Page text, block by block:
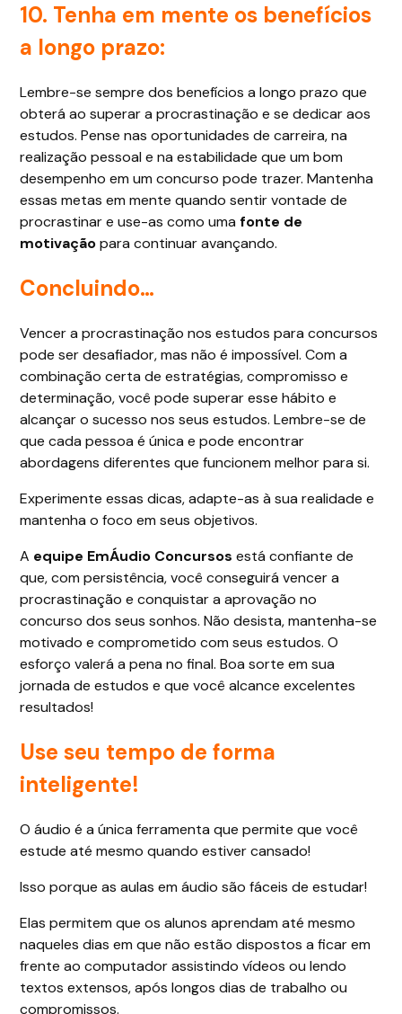
10. Tenha em mente os benefícios
a longo prazo:
Lembre-se sempre dos benefícios a longo prazo que
obterá ao superar a procrastinação e se dedicar aos
estudos. Pense nas oportunidades de carreira, na
realização pessoal e na estabilidade que um bom
desempenho em um concurso pode trazer. Mantenha
essas metas em mente quando sentir vontade de
procrastinar e use-as como umafonte de
motivaçãopara continuar avançando.
Concluindo…
Vencer a procrastinação nos estudos para concursos
pode ser desafiador, mas não é impossível. Com a
combinação certa de estratégias, compromisso e
determinação, você pode superar esse hábito e
alcançar o sucesso nos seus estudos. Lembre-se de
que cada pessoa é única e pode encontrar
abordagens diferentes que funcionem melhor para si.
Experimente essas dicas, adapte-as à sua realidade e
mantenha o foco em seus objetivos.
A equipe EmÁudio Concursos está confiante de
que, com persistência, você conseguirá vencer a
procrastinação e conquistar a aprovação no
concurso dos seus sonhos. Não desista, mantenha-se
motivado e comprometido com seus estudos. O
esforço valerá a pena no final. Boa sorte em sua
jornada de estudos e que você alcance excelentes
resultados!
Use seu tempo de forma
inteligente!
O áudio é a única ferramenta que permite que você
estude até mesmo quando estiver cansado!
Isso porque as aulas em áudio são fáceis de estudar!
Elas permitem que os alunos aprendam até mesmo
naqueles dias em que não estão dispostos a ficar em
frente ao computador assistindo vídeos ou lendo
textos extensos, após longos dias de trabalho ou
compromissos.